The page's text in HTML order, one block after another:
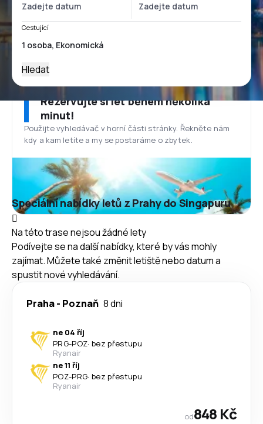
Cestující
Hledat
Rezervujte si let během několika
minut!
Použijte vyhledávač v horní části stránky. Řekněte nám
kdy a kam letíte a my se postaráme o zbytek.
Speciální nabídky letů z Prahy do Singapuru
Na této trase nejsou žádné lety
Podívejte se na další nabídky, které by vás mohly
zajímat. Můžete také změnit letiště nebo datum a
spustit nové vyhledávání.
Praha- Poznaň 8 dni
ne 04 říj
PRG-POZ· bez přestupu
Ryanair
ne 11 říj
POZ-PRG· bez přestupu
Ryanair
od848 Kč